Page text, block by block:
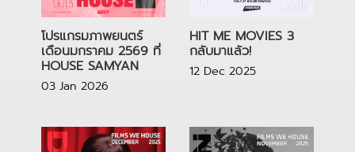
โปรแกรมภาพยนตร์
เดือนมกราคม 2569 ที่
HOUSE SAMYAN
03 Jan 2026
HIT ME MOVIES 3
กลับมาแล้ว!
12 Dec 2025